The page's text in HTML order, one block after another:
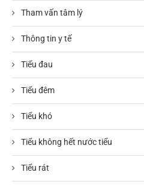
Tham vấn tâm lý
Thông tin y tế
Tiểu đau
Tiểu đêm
Tiểu khó
Tiểu không hết nước tiểu
Tiểu rát